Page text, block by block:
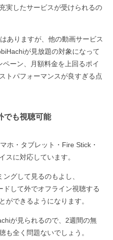
実したサービスが受けられるの
ありますが、他の動画サービス
が見放題の対象になって
ーン、月額料金を上回るポイ
トパフォーマンスが良すぎる点
でも視聴可能
ホ・タブレット・Fire Stick・
スに対応しています。
グして見るのもよし、
して外でオフライン視聴する
ができるようになります。
が見られるので、2週間の無
も全く問題ないでしょう。